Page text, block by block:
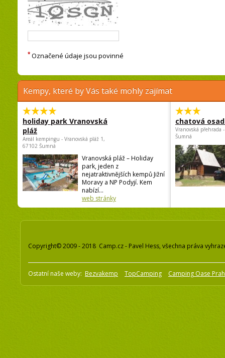
* Označené údaje jsou povinné
Kempy, které by Vás také mohly zajímat
holiday park Vranovská
pláž
Areál kempingu - Vranovská pláž 1,
67102 Šumná
Vranovská pláž – Holiday
park, jeden z
nejatraktivnějších kempů Jižní
Moravy a NP Podyjí. Kem
nabízí...
web stránky
chatová
Vranovská přehrada
Šumná
Copyright© 2009 - 2018 Camp.cz - Pavel Hess, všechna práva
Ostatní naše weby: Bezvakemp TopCamping Camping Oase